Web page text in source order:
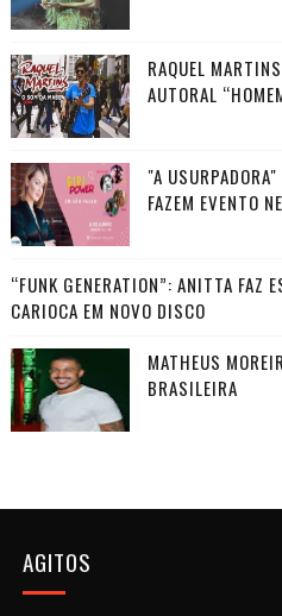
RAQUEL
AUTORAL
"A
FAZEM EVENTO
“FUNK GENERATION”: ANITTA FAZ
CARIOCA EM NOVO DISCO
MATHEUS
BRASILEIRA
AGITOS